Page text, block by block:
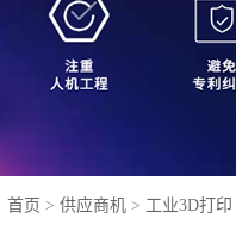
首页 > 供应商机 > 工业3D打印